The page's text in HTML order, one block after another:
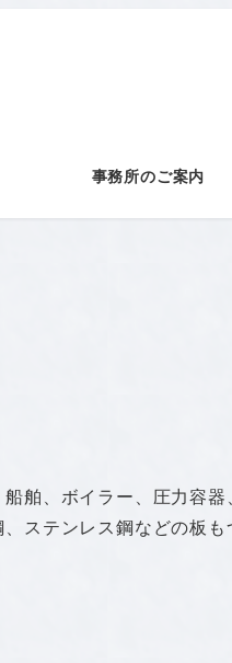
事務所のご案内
舶、ボイラー、圧力容
ステンレス鋼などの板も